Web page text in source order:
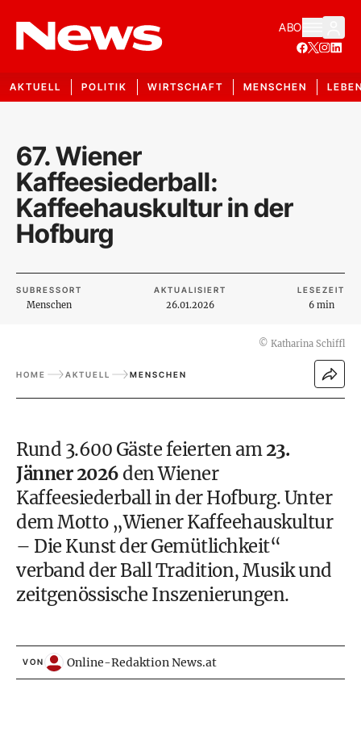
ABO
AKTUELL POLITIK WIRTSCHAFT MENSCHEN
67. Wiener
Kaffeesiederball:
Kaffeehauskultur in der
Hofburg
SUBRESSORT
Menschen
AKTUALISIERT
26.01.2026
LESEZEIT
6 min
© Katharina Schiffl
HOME AKTUELL MENSCHEN
Rund 3.600 Gäste feierten am23.
Jänner 2026 den Wiener
Kaffeesiederball in der Hofburg. Unter
dem Motto „Wiener Kaffeehauskultur
– Die Kunst der Gemütlichkeit“
verband der Ball Tradition, Musik und
zeitgenössische Inszenierungen.
VON Online-Redaktion News.at